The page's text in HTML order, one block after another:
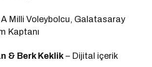
A Milli Voleybolcu, Galatasaray
Kaptanı
& Berk Keklik– Dijital içerik